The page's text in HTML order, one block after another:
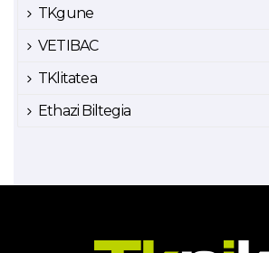
TKgune
VETIBAC
TKlitatea
Ethazi Biltegia